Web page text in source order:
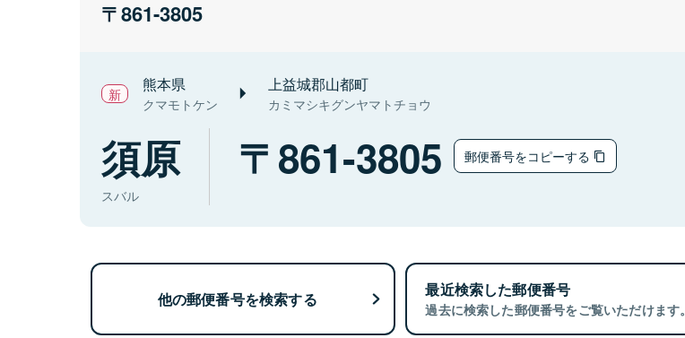
861-3805
熊本県
クマモトケン
上益城郡山都町
カミマシキグンヤマトチョウ
須原
スバル
861-3805 郵便番号をコピーする
他の郵便番号を検索する 最近検索した郵便番号
過去に検索した郵便番号をご覧いただけます。